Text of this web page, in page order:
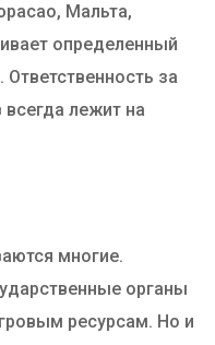
Мальта,
определенный
за
лежит на
многие.
органы
ресурсам. Но и